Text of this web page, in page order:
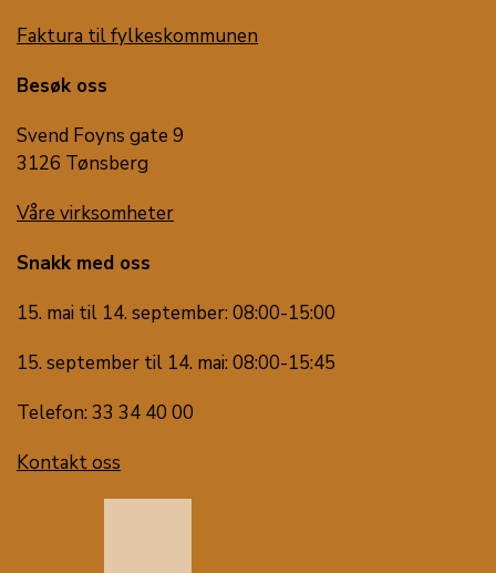
Faktura til fylkeskommunen
Besøk oss
Svend Foyns gate 9
3126 Tønsberg
Våre virksomheter
Snakk med oss
15. mai til 14. september: 08:00-15:00
15. september til 14. mai: 08:00-15:45
Telefon: 33 34 40 00
Kontakt oss